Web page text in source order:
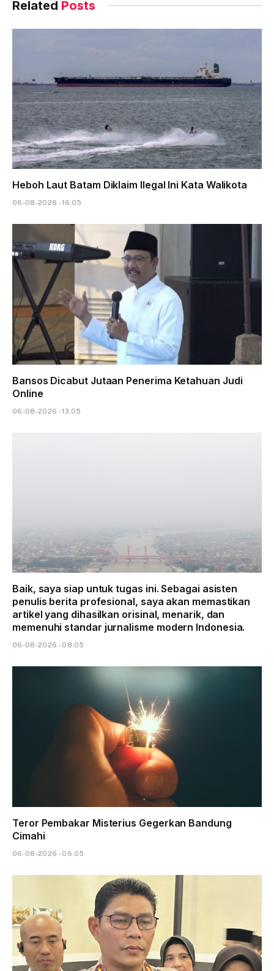
Related Posts
Heboh Laut Batam Diklaim Ilegal Ini Kata Walikota
06-08-2026 - 16.05
Bansos Dicabut Jutaan Penerima Ketahuan Judi
Online
06-08-2026 - 13.05
Baik, saya siap untuk tugas ini. Sebagai asisten
penulis berita profesional, saya akan memastikan
artikel yang dihasilkan orisinal, menarik, dan
memenuhi standar jurnalisme modern Indonesia.
06-08-2026 - 08.05
Teror Pembakar Misterius Gegerkan Bandung
Cimahi
06-08-2026 - 06.05